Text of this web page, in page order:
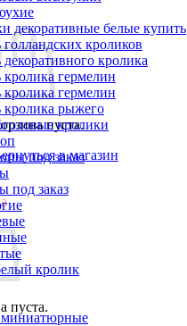
пуста.
в магазин
пуста.
декоративные белые купить
кроликов
кролика
гермелин
гермелин
кролика рыжего
кролики
под заказ
под заказ
кролик